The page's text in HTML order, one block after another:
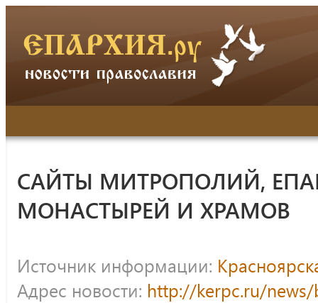
САЙТЫ МИТРОПОЛИЙ,
МОНАСТЫРЕЙ И ХРАМОВ
Источник информации:
Адрес новости: http://kerpc.ru/